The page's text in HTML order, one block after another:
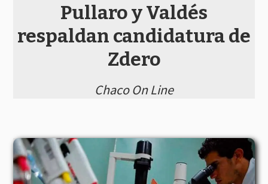
Pullaro y Valdés
respaldan candidatura de
Zdero
Chaco On Line